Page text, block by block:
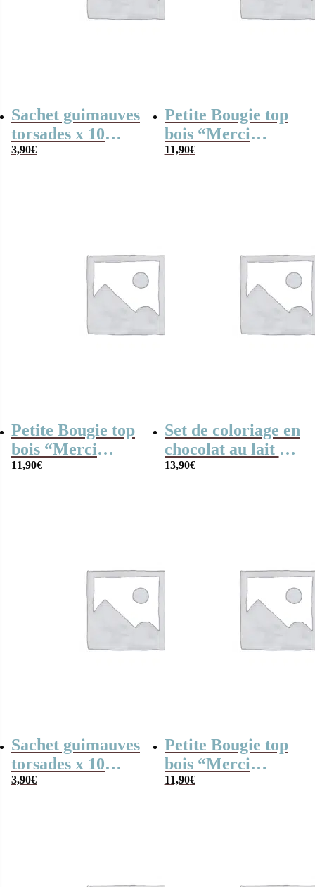
Sachet guimauves
torsades x 10
“Merci Aesh”-
3,90€
Petite Bougie top
bois “Merci
Atsem”- collection
11,90€
Petite Bougie top
bois “Merci
maîtresse”-
11,90€
Set de coloriage en
chocolat au lait –
“Merci Aesh”-
13,90€
Sachet guimauves
torsades x 10
“Merci nounou”-
3,90€
Petite Bougie top
bois “Merci
Aesh”- collection
11,90€